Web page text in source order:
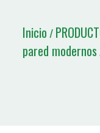
Inicio /
pared modernos